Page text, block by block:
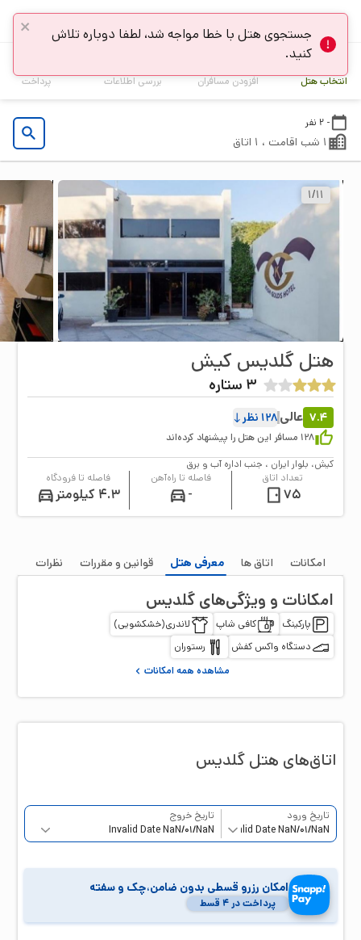
انتخاب هتل
افزودن مسافران
بررسی اطلاعات
پرداخت
- 2 نفر
1 شب اقامت ، 1 اتاق
11
/
1
هتل گلدیس کيش
3 ستاره
7.4 عالی128 نظر
128 مسافر این هتل را پیشنهاد کرده‌اند
کیش، بلوار ایران ، جنب اداره آب و برق
تعداد اتاق
75
فاصله تا راه‌آهن
-
فاصله تا فرودگاه
4.3 کیلومتر
امکانات اتاق‌ ها معرفی هتل قوانین و مقررات نظرات
امکانات و ویژگی‌هایگلدیس
پارکینگ کافی شاپ
لاندری(خشکشویی)
دستگاه واکس کفش
رستوران
مشاهده همه امکانات
اتاق‌‌های هتل گلدیس
تاریخ ورود تاریخ خروج
امکان رزرو قسطی بدون ضامن،چک و سفته
پرداخت در ۴ قسط